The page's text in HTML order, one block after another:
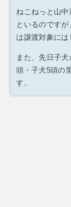
ねこねっと山
といるのです
は譲渡対象には
また、先日子
頭・子犬5頭の
す。